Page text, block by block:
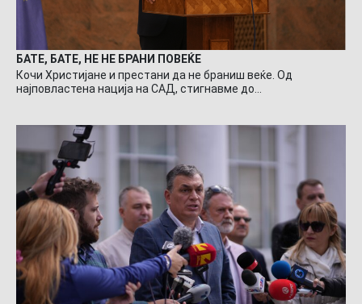
БАТЕ, БАТЕ, НЕ НЕ БРАНИ ПОВЕЌЕ
Кочи Христијане и престани да не браниш веќе. Од
најповластена нација на САД, стигнавме до…